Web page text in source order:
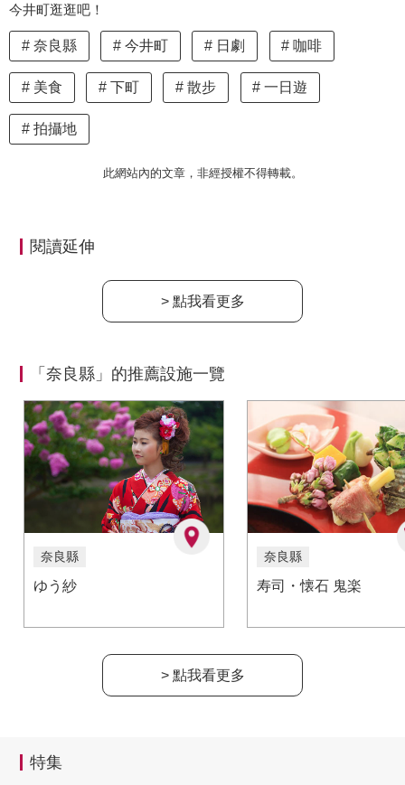
今井町逛逛吧！
奈良縣 今井町 日劇 咖啡
美食 下町 散步 一日遊
拍攝地
此網站內的文章，非經授權不得轉載。
閱讀延伸
> 點我看更多
「奈良縣」的推薦設施一覽
奈良縣
ゆう紗
奈良縣
寿司・懐石 鬼楽
> 點我看更多
特集